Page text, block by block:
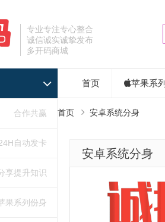
专业专注专心整合
诚信诚实诚挚发布
多开码商城
合作共赢
自动发卡
享提升知识
果系列份身
首页 苹果系列
首页 安卓系统分身
安卓系统分身